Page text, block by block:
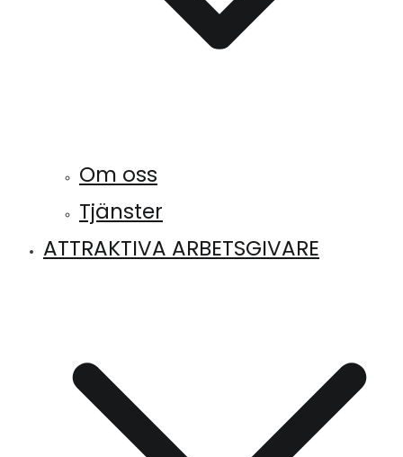
Om oss
Tjänster
ATTRAKTIVA ARBETSGIVARE